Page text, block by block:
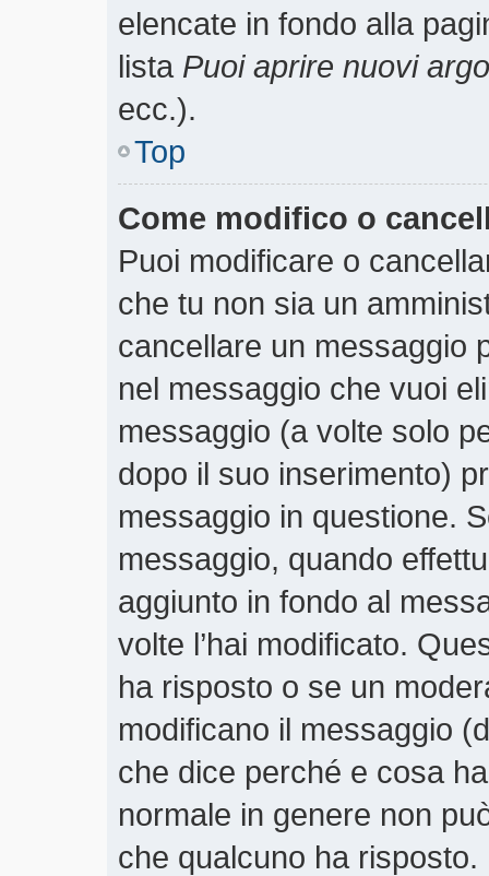
elencate in fondo alla
lista Puoi aprire nuovi
ecc.).
Top
Come modifico o
Puoi modificare o
che tu non sia un
cancellare un messaggio
nel messaggio che vuoi
messaggio (a volte solo
dopo il suo inserimento)
messaggio in questione.
messaggio, quando
aggiunto in fondo al
volte l’hai modificato.
ha risposto o se un
modificano il messaggio
che dice perché e cosa
normale in genere non
che qualcuno ha risposto.